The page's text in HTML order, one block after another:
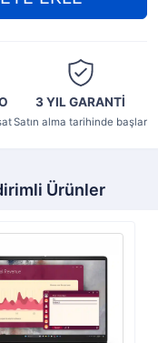
3 YILGARANTİ
Satın alma tarihinde başlar
Ürünler